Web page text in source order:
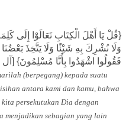
{قُلْ يَا أَهْلَ الْكِتَابِ تَعَالَوْا إِلَى كَلِمَةٍ
وَلَا نُشْرِكَ بِهِ شَيْئًا وَلَا يَتَّخِذَ بَعْضُنَا
فَقُولُوا اشْهَدُوا بِأَنَّا مُسْلِمُونَ} [آل
(berpegang) kepada suatu
antara kami dan kamu, bahwa
persekutukan Dia dengan
menjadikan sebagian yang lain